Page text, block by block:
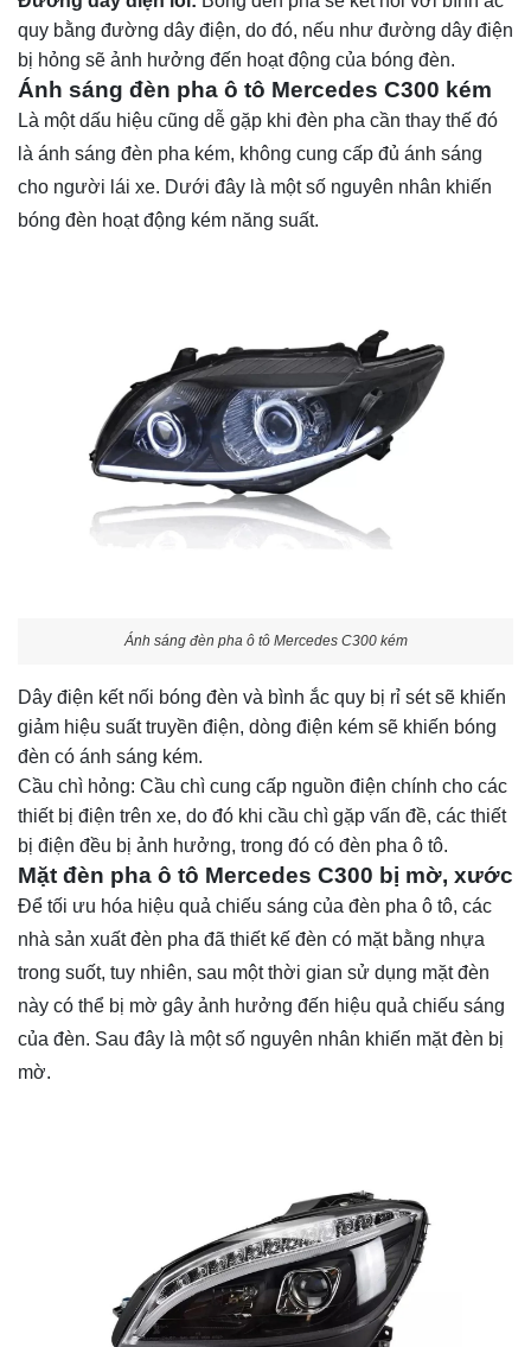
quy bằng đường dây điện, do đó, nếu như đường dây điện
bị hỏng sẽ ảnh hưởng đến hoạt động của bóng đèn.
Ánh sáng đèn pha ô tô Mercedes C300 kém
Là một dấu hiệu cũng dễ gặp khi đèn pha cần thay thế đó
là ánh sáng đèn pha kém, không cung cấp đủ ánh sáng
cho người lái xe. Dưới đây là một số nguyên nhân khiến
bóng đèn hoạt động kém năng suất.
Ánh sáng đèn pha ô tô Mercedes C300 kém
Dây điện kết nối bóng đèn và bình ắc quy bị rỉ sét sẽ khiến
giảm hiệu suất truyền điện, dòng điện kém sẽ khiến bóng
đèn có ánh sáng kém.
Cầu chì hỏng: Cầu chì cung cấp nguồn điện chính cho các
thiết bị điện trên xe, do đó khi cầu chì gặp vấn đề, các thiết
bị điện đều bị ảnh hưởng, trong đó có đèn pha ô tô.
Mặt đèn pha ô tô Mercedes C300 bị mờ, xước
Để tối ưu hóa hiệu quả chiếu sáng của đèn pha ô tô, các
nhà sản xuất đèn pha đã thiết kế đèn có mặt bằng nhựa
trong suốt, tuy nhiên, sau một thời gian sử dụng mặt đèn
này có thể bị mờ gây ảnh hưởng đến hiệu quả chiếu sáng
của đèn. Sau đây là một số nguyên nhân khiến mặt đèn bị
mờ.